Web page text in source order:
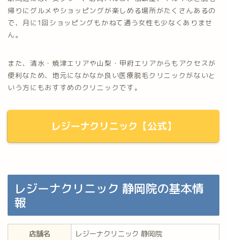
帰りにグルメやショッピングが楽しめる場所がたくさんあるの
で、月に1回ショッピングもかねて通う女性も少なくありませ
ん。
また、清水・焼津エリアや山梨・甲府エリアからもアクセスが
便利なため、地元になかなか良い医療脱毛クリニックがないと
いう方にもおすすめのクリニックです。
レジーナクリニック【公式】
レジーナクリニック 静岡院の基本情
報
店舗名 レジーナクリニック 静岡院